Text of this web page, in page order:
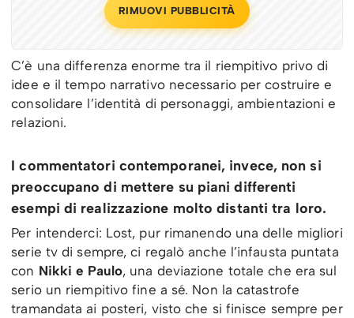
RIMUOVI PUBBLICITÀ
C’è una differenza enorme tra il riempitivo privo di
idee e il tempo narrativo necessario per costruire e
consolidare l’identità di personaggi, ambientazioni e
relazioni.
I commentatori contemporanei, invece, non si
preoccupano di mettere su piani differenti
esempi di realizzazione molto distanti tra loro.
Per intenderci: Lost, pur rimanendo una delle migliori
serie tv di sempre, ci regalò anche l’infausta puntata
con Nikki e Paulo, una deviazione totale che era sul
serio un riempitivo fine a sé. Non la catastrofe
tramandata ai posteri, visto che si finisce sempre per